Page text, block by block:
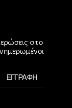
στο
ΕΓΓΡΑΦΗ